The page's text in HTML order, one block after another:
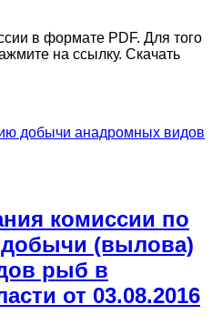
в формате PDF. Для того
на ссылку. Скачать
добычи анадромных видов
комиссии по
(вылова)
рыб в
от 03.08.2016